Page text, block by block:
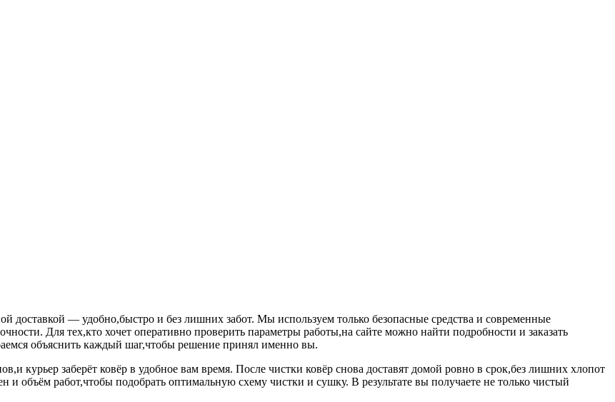
доставкой — удобно,быстро и без лишних забот. Мы используем только безопасные средства и современные
Для тех,кто хочет оперативно проверить параметры работы,на сайте можно найти подробности и заказать
объяснить каждый шаг,чтобы решение принял именно вы.
курьер заберёт ковёр в удобное вам время. После чистки ковёр снова доставят домой ровно в срок,без лишних хлопот
объём работ,чтобы подобрать оптимальную схему чистки и сушку. В результате вы получаете не только чистый